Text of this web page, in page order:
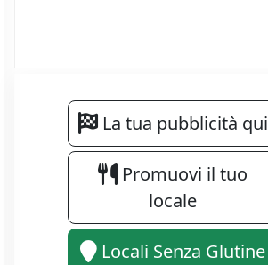
La tua pubblicità qui
Promuovi il tuo
locale
Locali Senza Glutine